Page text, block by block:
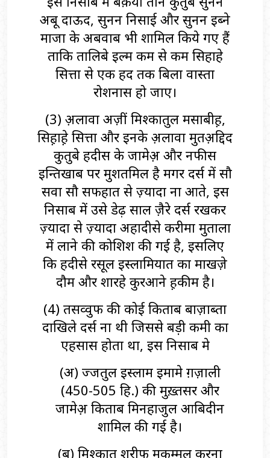
अबू दाऊद, सुनन निसाई और सुनन इब्ने
माजा के अबवाब भी शामिल किये गए हैं
ताकि तालिबे इल्म कम से कम सिहाहे
सित्ता से एक हद तक बिला वास्ता
रोशनास हो जाए।
(3) अ़लावा अज़ीं मिश्कातुल मसाबीह़,
सिह़ाहे़ सित्ता और इनके अ़लावा मुतअ़द्दिद
कुतुबे हदीस के जामेअ़ और नफीस
इन्तिखाब पर मुशतमिल है मगर दर्स में सौ
सवा सौ सफहात से ज़्यादा ना आते, इस
निसाब में उसे डेढ़ साल जै़रे दर्स रखकर
ज़्यादा से ज़्यादा अहादीसे करीमा मुताला
में लाने की कोशिश की गई है, इसलिए
कि हदीसे रसूल इस्लामियात का माखज़े
दौम और शारहे कुरआने ह़कीम है।
(4) तसव्वुफ की कोई किताब बाज़ाब्ता
दाखिले दर्स ना थी जिससे बड़ी कमी का
एहसास होता था, इस निसाब मे
(अ) हुज्जतुल इस्लाम इमामे ग़ज़ाली
(450-505 हि.) की मुख़्तसर और
जामेअ़ किताब मिनहाजुल आबिदीन
शामिल की गई है।
(ब) मिश्कात शरीफ मुकम्मल करना